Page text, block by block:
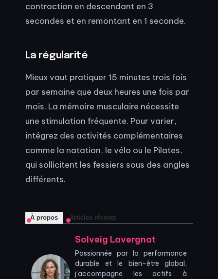
contraction en descendant en 3
secondes et en remontant en 1 seconde.
La régularité
Mieux vaut pratiquer 15 minutes trois fois
par semaine que deux heures une fois par
mois. La mémoire musculaire nécessite
une stimulation fréquente. Pour varier,
intégrez des activités complémentaires
comme la natation, le vélo ou le Pilates,
qui sollicitent les fessiers sous des angles
différents.
À propos Articles récents
Solveig Lavergnat
Passionnée par la performance
durable et le bien-être global,
j’accompagne les actifs à